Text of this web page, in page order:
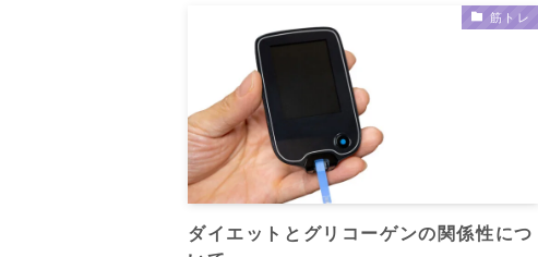
筋トレ
ダイエットとグリコーゲンの関係性につ